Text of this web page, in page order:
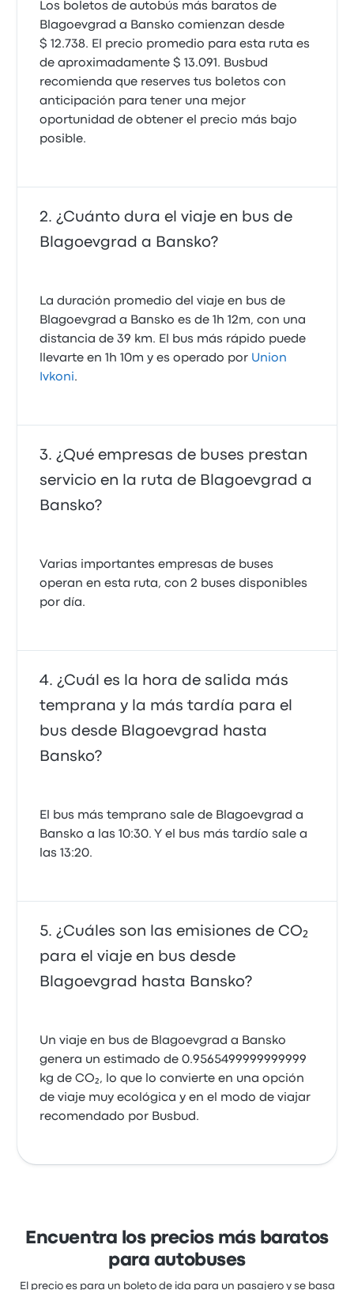
Los boletos de autobús más baratos de
Blagoevgrad a Bansko comienzan desde
$ 12.738. El precio promedio para esta ruta es
de aproximadamente $ 13.091. Busbud
recomienda que reserves tus boletos con
anticipación para tener una mejor
oportunidad de obtener el precio más bajo
posible.
¿Cuánto dura el viaje en bus de
Blagoevgrad a Bansko?
La duración promedio del viaje en bus de
Blagoevgrad a Bansko es de 1h 12m, con una
distancia de 39 km. El bus más rápido puede
llevarte en 1h 10m y es operado por Union
Ivkoni.
¿Qué empresas de buses prestan
servicio en la ruta de Blagoevgrad a
Bansko?
Varias importantes empresas de buses
operan en esta ruta, con 2 buses disponibles
por día.
¿Cuál es la hora de salida más
temprana y la más tardía para el
bus desde Blagoevgrad hasta
Bansko?
El bus más temprano sale de Blagoevgrad a
Bansko a las 10:30. Y el bus más tardío sale a
las 13:20.
¿Cuáles son las emisiones de CO₂
para el viaje en bus desde
Blagoevgrad hasta Bansko?
Un viaje en bus de Blagoevgrad a Bansko
genera un estimado de 0.9565499999999999
kg de CO₂, lo que lo convierte en una opción
de viaje muy ecológica y en el modo de viajar
recomendado por Busbud.
Encuentra los precios más baratos
para autobuses
El precio es para un boleto de ida para un pasajero y se basa